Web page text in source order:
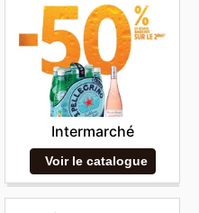
Intermarché
Voir le catalogue